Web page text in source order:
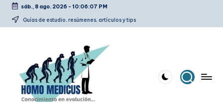
Saltar
sáb., 8 ago. 2026 - 10:06:08 PM
Guías de estudio, resúmenes, artículos y tips